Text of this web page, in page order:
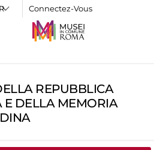
Connectez-Vous
REPUBBLICA
E DELLA MEMORIA